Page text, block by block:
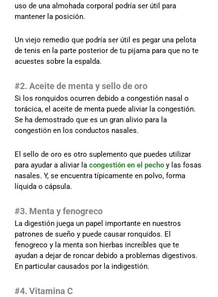
uso de una almohada corporal podría ser útil para
mantener la posición.
Un viejo remedio que podría ser útil es pegar una pelota
de tenis en la parte posterior de tu pijama para que no te
acuestes sobre la espalda.
#2. Aceite de menta y sello de oro
Si los ronquidos ocurren debido a congestión nasal o
torácica, el aceite de menta puede aliviar la congestión.
Se ha demostrado que es un gran alivio para la
congestión en los conductos nasales.
El sello de oro es otro suplemento que puedes utilizar
para ayudar a aliviar la congestión en el pecho y las fosas
nasales. Y, se encuentra típicamente en polvo, forma
líquida o cápsula.
#3. Menta y fenogreco
La digestión juega un papel importante en nuestros
patrones de sueño y puede causar ronquidos. El
fenogreco y la menta son hierbas increíbles que te
ayudan a dejar de roncar debido a problemas digestivos.
En particular causados por la indigestión.
#4. Vitamina C